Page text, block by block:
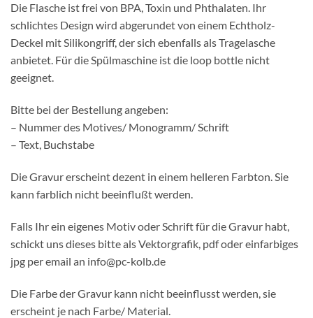
Die Flasche ist frei von BPA, Toxin und Phthalaten. Ihr
schlichtes Design wird abgerundet von einem Echtholz-
Deckel mit Silikongriff, der sich ebenfalls als Tragelasche
anbietet. Für die Spülmaschine ist die loop bottle nicht
geeignet.
Bitte bei der Bestellung angeben:
– Nummer des Motives/ Monogramm/ Schrift
– Text, Buchstabe
Die Gravur erscheint dezent in einem helleren Farbton. Sie
kann farblich nicht beeinflußt werden.
Falls Ihr ein eigenes Motiv oder Schrift für die Gravur habt,
schickt uns dieses bitte als Vektorgrafik, pdf oder einfarbiges
jpg per email an info@pc-kolb.de
Die Farbe der Gravur kann nicht beeinflusst werden, sie
erscheint je nach Farbe/ Material.